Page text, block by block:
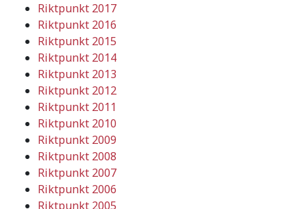
Riktpunkt 2017
Riktpunkt 2016
Riktpunkt 2015
Riktpunkt 2014
Riktpunkt 2013
Riktpunkt 2012
Riktpunkt 2011
Riktpunkt 2010
Riktpunkt 2009
Riktpunkt 2008
Riktpunkt 2007
Riktpunkt 2006
Riktpunkt 2005